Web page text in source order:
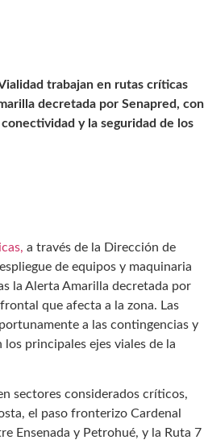
trabajan en rutas críticas
decretada por Senapred, con
y la seguridad de los
a través de la Dirección de
de equipos y maquinaria
la Alerta Amarilla decretada por
que afecta a la zona. Las
a las contingencias y
principales ejes viales de la
sectores considerados críticos,
el paso fronterizo Cardenal
Ensenada y Petrohué, y la Ruta 7